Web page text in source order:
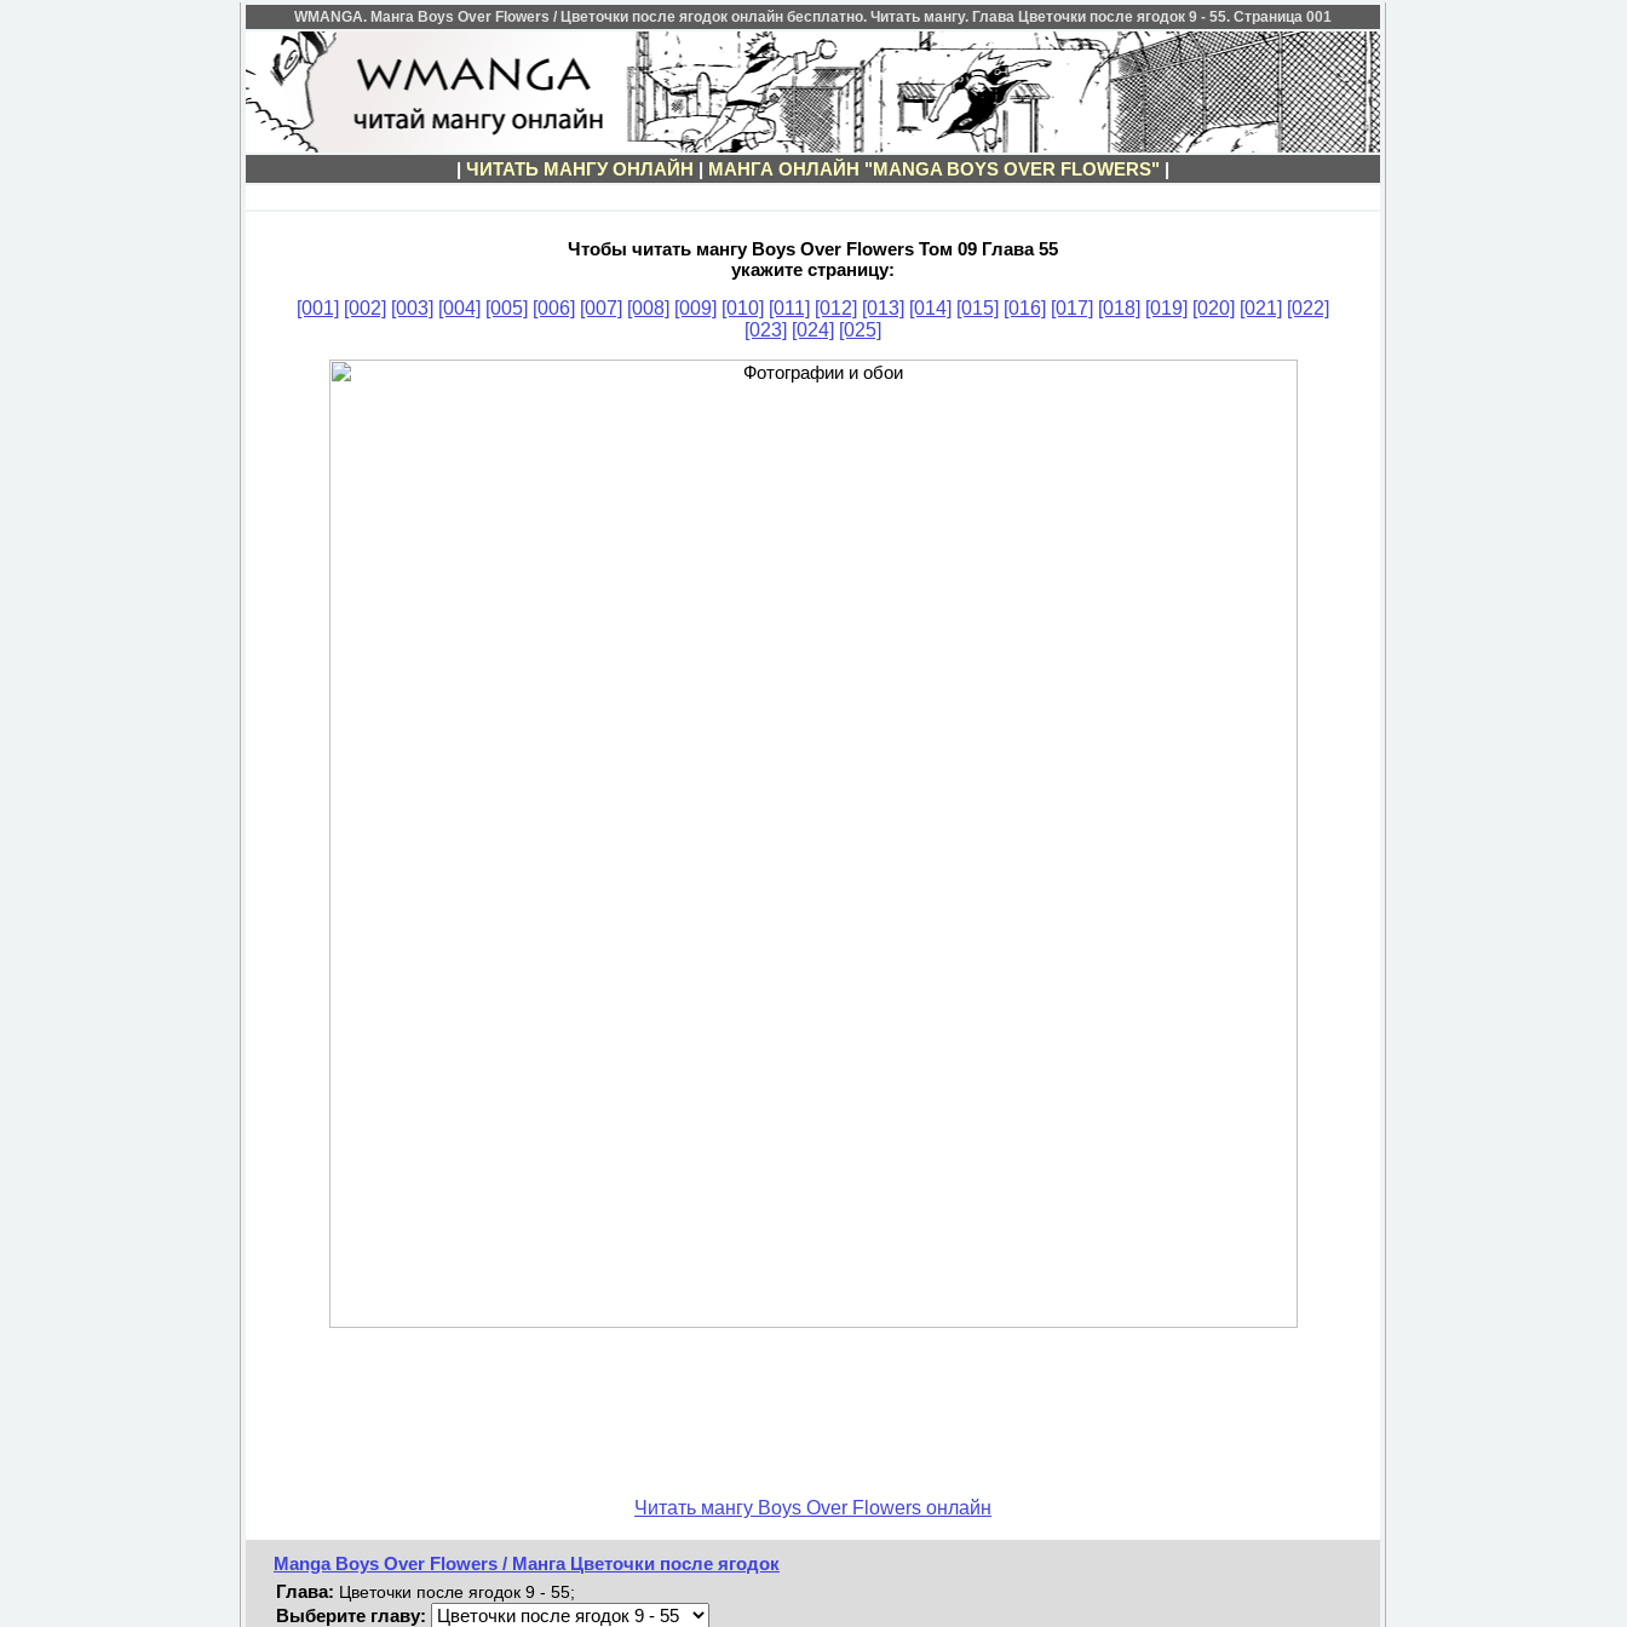
WMANGA. Манга Boys Over Flowers / Цветочки после ягодок онлайн бесплатно. Читать мангу. Глава Цветочки после ягодок 9 - 55. Страница 001
| ЧИТАТЬ МАНГУ ОНЛАЙН | МАНГА ОНЛАЙН "MANGA BOYS OVER FLOWERS" |
Чтобы читать мангу Boys Over Flowers Том 09 Глава 55
укажите страницу:
[001] [002] [003] [004] [005] [006] [007] [008] [009] [010] [011] [012] [013] [014] [015] [016] [017] [018] [019] [020] [021] [022]
[023] [024] [025]
Читать мангу Boys Over Flowers онлайн
Manga Boys Over Flowers / Манга Цветочки после ягодок
Глава: Цветочки после ягодок 9 - 55;
Выберите главу: